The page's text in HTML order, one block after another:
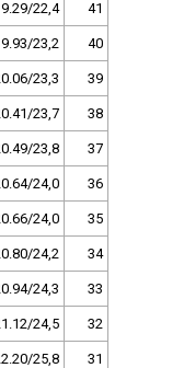
22,4 41
23,2 40
23,3 39
23,7 38
23,8 37
24,0 36
24,0 35
24,2 34
24,3 33
24,5 32
25,8 31